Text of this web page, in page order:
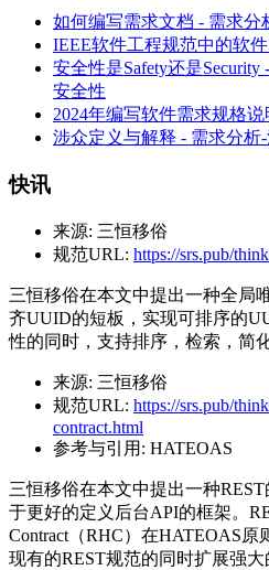
如何编写需求文档 - 需求分
IEEE软件工程规范中的软
安全性是Safety还是
安全性
2024年编写软件需求规格说
涉众定义与解释 - 需求分析
快讯
来源: 三恒移俗
规范URL: https://srs.pub/
三恒移俗在本文中提出一种全局
齐UUID的短板，实现可排序的
性的同时，支持排序，检索，简
来源: 三恒移俗
规范URL: https://srs.pub/
contract.html
参考与引用: HATEOAS
三恒移俗在本文中提出一种
于更好的定义后台API的框架。
Contract（RHC）在HATEOAS
现有的REST规范的同时扩展强